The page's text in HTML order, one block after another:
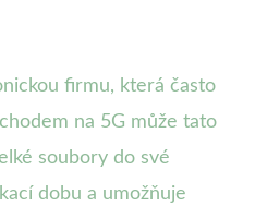
firmu, která často
na 5G může tato
soubory do své
dobu a umožňuje